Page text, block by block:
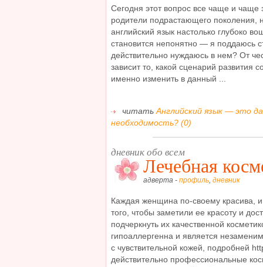
Сегодня этот вопрос все чаще и чаще
родители подрастающего поколения,
английский язык настолько глубоко
становится непонятно — я поддаюсь
действительно нуждаюсь в нем? От
зависит то, какой сценарий развития
именно изменить в данный ...
читать Английский язык — это
необходимость? (0)
дневник обо всем
Лечебная
адверта - профиль, дневник
Каждая женщина по-своему красива,
того, чтобы заметили ее красоту и
подчеркнуть их качественной
гипоаллергенна и является
с чувствительной кожей, подробней
действительно профессиональные